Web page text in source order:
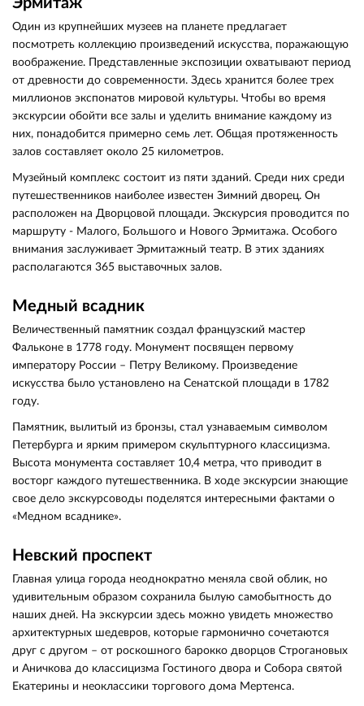
Эрмитаж
Один из крупнейших музеев на планете предлагает
посмотреть коллекцию произведений искусства, поражающую
воображение. Представленные экспозиции охватывают период
от древности до современности. Здесь хранится более трех
миллионов экспонатов мировой культуры. Чтобы во время
экскурсии обойти все залы и уделить внимание каждому из
них, понадобится примерно семь лет. Общая протяженность
залов составляет около 25 километров.
Музейный комплекс состоит из пяти зданий. Среди них среди
путешественников наиболее известен Зимний дворец. Он
расположен на Дворцовой площади. Экскурсия проводится по
маршруту - Малого, Большого и Нового Эрмитажа. Особого
внимания заслуживает Эрмитажный театр. В этих зданиях
располагаются 365 выставочных залов.
Медный всадник
Величественный памятник создал французский мастер
Фальконе в 1778 году. Монумент посвящен первому
императору России – Петру Великому. Произведение
искусства было установлено на Сенатской площади в 1782
году.
Памятник, вылитый из бронзы, стал узнаваемым символом
Петербурга и ярким примером скульптурного классицизма.
Высота монумента составляет 10,4 метра, что приводит в
восторг каждого путешественника. В ходе экскурсии знающие
свое дело экскурсоводы поделятся интересными фактами о
«Медном всаднике».
Невский проспект
Главная улица города неоднократно меняла свой облик, но
удивительным образом сохранила былую самобытность до
наших дней. На экскурсии здесь можно увидеть множество
архитектурных шедевров, которые гармонично сочетаются
друг с другом – от роскошного барокко дворцов Строгановых
и Аничкова до классицизма Гостиного двора и Собора святой
Екатерины и неоклассики торгового дома Мертенса.